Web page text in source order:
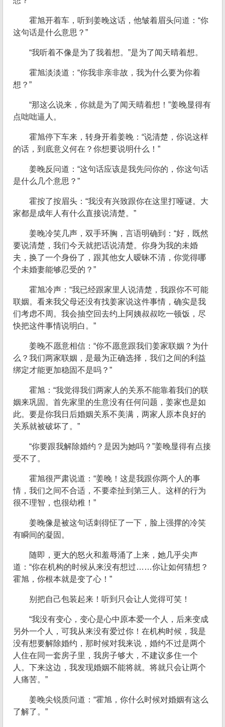
霍旭开着车，听到姜晚这话，他皱着眉头问道：“你
这句话是什么意思？”
“我听着不像是为了我着想。”是为了闻天晴着想。
霍旭淡淡道：“你我非亲非故，我为什么要为你着
想？”
“那这么说来，你就是为了闻天晴着想！”姜晚显得有
点咄咄逼人。
霍旭停下车来，转身开着姜晚：“说清楚，你说这样
的话，到底意义何在？你想要说明什么！”
姜晚反问道：“这句话应该是我先问你的，你这句话
是什么几个意思？”
霍按了按眉头：“我没有兴致跟你在这里打哑谜。大
家都是成年人有什么直接说清楚。”
姜晚冷笑几声，双手环胸，言语明确到：“好，既然
要说清楚，我们今天就把话说清楚。你身为我的未婚
夫，换了一个身份了，跟其他女人暧昧不清，你觉得哪
个未婚妻能够忍受的？”
霍旭冷声：“我已经跟家里人说清楚，我跟你不可能
联姻。看来我父母还没有找姜家说这件事情，确实是我
们考虑不周。我会抽空回去约上阿姨叔叔吃一顿饭，尽
快把这件事情说明白。”
姜晚不愿意相信：“你不愿意跟我们姜家联姻？为什
么？我们两家联姻，是最为正确选择，我们之间的利益
绑定才能更加稳固不是吗？”
霍旭：“我觉得我们两家人的关系不能靠着我们的联
姻来巩固。首先家里的生意没有任何问题，姜家也是如
此。要是你我日后婚姻关系不美满，两家人原本良好的
关系就被破坏了。”
“你要跟我解除婚约？是因为她吗？”姜晚显得有点接
受不了。
霍旭很严肃说道：“姜晚！这是我跟你两个人的事
情，我们之间不合适，不要牵扯到第三人。这样的行为
很不理智，也很幼稚！”
姜晚像是被这句话刺得怔了一下，脸上强撑的冷笑
有瞬间的凝固。
随即，更大的怒火和羞辱涌了上来，她几乎尖声
道：“你在机构的时候从来没有想过……你让如何猜想？
霍旭，你根本就是变了心！”
别把自己包装起来！听到只会让人觉得可笑！
“我没有变心，变心是心中原本爱一个人，后来变成
另外一个人，可我从来没有爱过你！在机构时候，我是
没有想要解除婚约，那时候对我来说，婚约不过是两个
人住在同一套房子里，我房子够大，不建议多住一个
人。下来这边，我发现婚姻不能将就。将就只会让两个
人痛苦。”
姜晚尖锐质问道：“霍旭，你什么时候对婚姻有这么
了解了。”